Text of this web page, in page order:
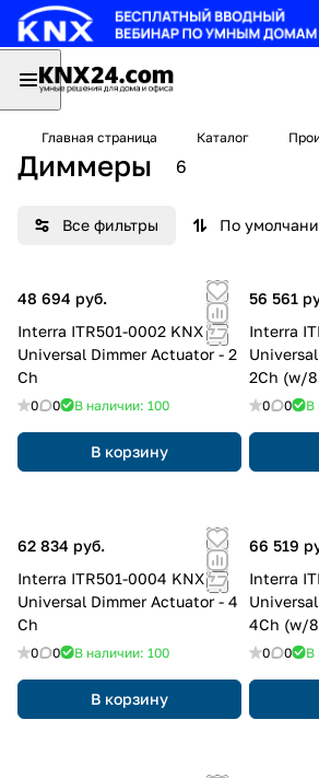
Главная страница Каталог
Диммеры 6
Все фильтры
48 694 руб.
Interra ITR501-0002 KNX
Universal Dimmer Actuator - 2
Ch
0 0 В наличии: 100
В корзину
56 561
Interra ITR501-0012 KNX
2Ch (w/
Input)
0 0 В
62 834 руб.
Interra ITR501-0004 KNX
Universal Dimmer Actuator - 4
Ch
0 0 В наличии: 100
В корзину
66 519
Interra ITR501-0014 KNX
4Ch (w/
Input)
0 0 В